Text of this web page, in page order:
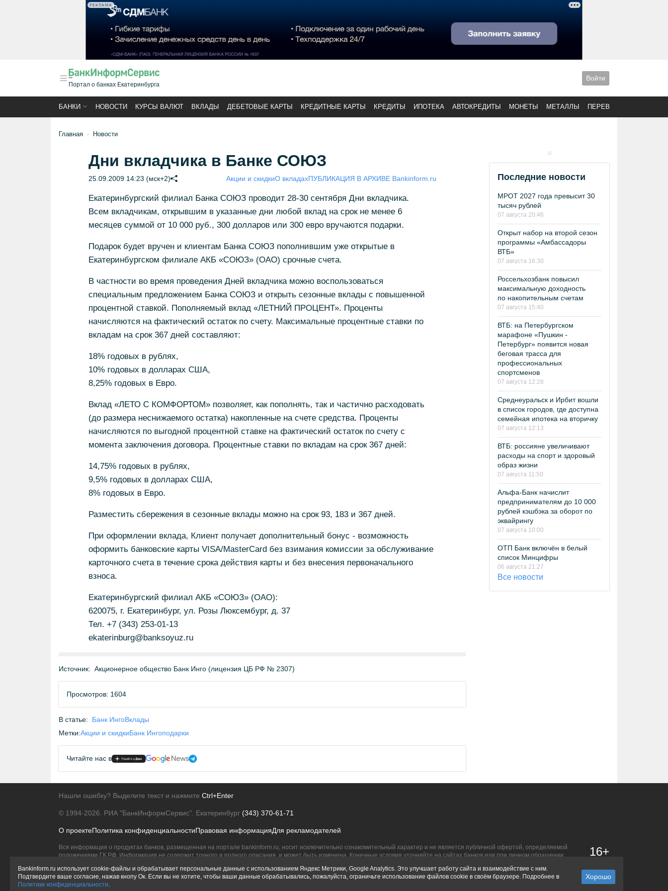
РЕКЛАМА
Портал о банках Екатеринбурга
Войти
БАНКИ НОВОСТИ КУРСЫ ВАЛЮТ ВКЛАДЫ ДЕБЕТОВЫЕ КАРТЫ КРЕДИТНЫЕ КАРТЫ КРЕДИТЫ ИПОТЕКА АВТОКРЕДИТЫ МОНЕТЫ МЕТАЛЛЫ ПЕРЕВОДЫ
Главная Новости
Дни вкладчика в Банке СОЮЗ
25.09.2009 14:23 (мск+2) Акции и скидкиО вкладахПУБЛИКАЦИЯ В АРХИВЕ Bankinform.ru
Екатеринбургский филиал Банка СОЮЗ проводит 28-30 сентября Дни вкладчика.
Всем вкладчикам, открывшим в указанные дни любой вклад на срок не менее 6
месяцев суммой от 10 000 руб., 300 долларов или 300 евро вручаются подарки.
Подарок будет вручен и клиентам Банка СОЮЗ пополнившим уже открытые в
Екатеринбургском филиале АКБ «СОЮЗ» (ОАО) срочные счета.
В частности во время проведения Дней вкладчика можно воспользоваться
специальным предложением Банка СОЮЗ и открыть сезонные вклады с повышенной
процентной ставкой. Пополняемый вклад «ЛЕТНИЙ ПРОЦЕНТ». Проценты
начисляются на фактический остаток по счету. Максимальные процентные ставки по
вкладам на срок 367 дней составляют:
18% годовых в рублях,
10% годовых в долларах США,
8,25% годовых в Евро.
Вклад «ЛЕТО С КОМФОРТОМ» позволяет, как пополнять, так и частично расходовать
(до размера неснижаемого остатка) накопленные на счете средства. Проценты
начисляются по выгодной процентной ставке на фактический остаток по счету с
момента заключения договора. Процентные ставки по вкладам на срок 367 дней:
14,75% годовых в рублях,
9,5% годовых в долларах США,
8% годовых в Евро.
Разместить сбережения в сезонные вклады можно на срок 93, 183 и 367 дней.
При оформлении вклада, Клиент получает дополнительный бонус - возможность
оформить банковские карты VISA/MasterCard без взимания комиссии за обслуживание
карточного счета в течение срока действия карты и без внесения первоначального
взноса.
Екатеринбургский филиал АКБ «СОЮЗ» (ОАО):
620075, г. Екатеринбург, ул. Розы Люксембург, д. 37
Тел. +7 (343) 253-01-13
ekaterinburg@banksoyuz.ru
Источник: Акционерное общество Банк Инго (лицензия ЦБ РФ № 2307)
Просмотров: 1604
В статье: Банк ИнгоВклады
Метки:Акции и скидкиБанк Ингоподарки
Читайте нас в
Последние новости
МРОТ 2027 года превысит 30
тысяч рублей
07 августа 20:46
Открыт набор на второй сезон
программы «Амбассадоры
ВТБ»
07 августа 16:30
Россельхозбанк повысил
максимальную доходность
по накопительным счетам
07 августа 15:40
ВТБ: на Петербургском
марафоне «Пушкин -
Петербург» появится новая
беговая трасса для
профессиональных
спортсменов
07 августа 12:28
Среднеуральск и Ирбит вошли
в список городов, где доступна
семейная ипотека на вторичку
07 августа 12:13
ВТБ: россияне увеличивают
расходы на спорт и здоровый
образ жизни
07 августа 11:50
Альфа-Банк начислит
предпринимателям до 10 000
рублей кэшбэка за оборот по
эквайрингу
07 августа 10:00
ОТП Банк включён в белый
список Минцифры
06 августа 21:27
Все новости
Нашли ошибку? Выделите текст и нажмите Ctrl+Enter
© 1994-2026. РИА "БанкИнформСервис". Екатеринбург (343) 370-61-71
О проектеПолитика конфиденциальностиПравовая информацияДля рекламодателей
Вся информация о продуктах банков, размещенная на портале bankinform.ru, носит исключительно ознакомительный характер и не является публичной офертой, определяемой
положениями ГК РФ. Информация не содержит точного и полного описания, и может быть изменена. Конечные условия уточняйте на сайтах банков или при личном обращении.
16+
Bankinform.ru использует cookie-файлы и обрабатывает персональные данные с использованием Яндекс Метрики, Google Analytics. Это улучшает работу сайта и взаимодействие с ним.
Подтвердите ваше согласие, нажав кнопу Ок. Если вы не хотите, чтобы ваши данные обрабатывались, пожалуйста, ограничьте использование файлов cookie в своём браузере. Подробнее в
Политике конфиденциальности.